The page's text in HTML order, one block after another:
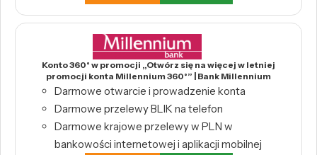
Konto 360° w promocji „Otwórz się na więcej w letniej
promocji konta Millennium 360°” | Bank Millennium
Darmowe otwarcie i prowadzenie konta
Darmowe przelewy BLIK na telefon
Darmowe krajowe przelewy w PLN w
bankowości internetowej i aplikacji mobilnej